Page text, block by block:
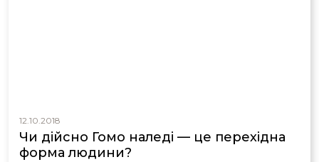
12.10.2018
Чи дійсно Гомо наледі — це перехідна
форма людини?